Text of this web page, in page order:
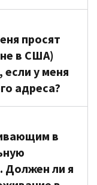
просят
в США)
у меня
адреса?
в
Должен ли я